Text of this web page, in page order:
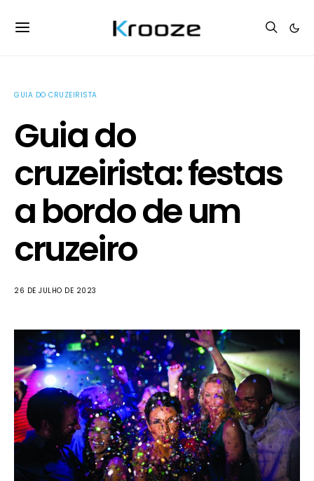
GUIA DO CRUZEIRISTA
Guia do
cruzeirista: festas
a bordo de um
cruzeiro
26 DE JULHO DE 2023